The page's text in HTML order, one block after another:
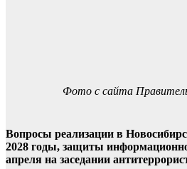
Фото с сайта
Вопросы реализации в
2028 годы, защиты
апреля на заседании